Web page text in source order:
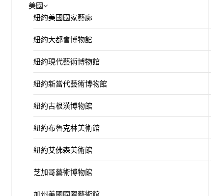
美國
紐約美國國家藝廊
紐約大都會博物館
紐約現代藝術博物館
紐約新當代藝術博物館
紐約古根漢博物館
紐約布魯克林美術館
紐約艾佛森美術館
芝加哥藝術博物館
加州美國國際藝術館